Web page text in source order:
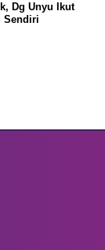
Dg Unyu Ikut
Sendiri